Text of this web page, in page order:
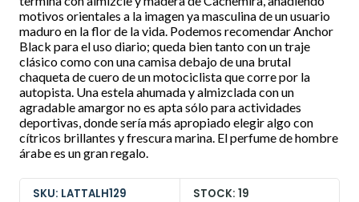
motivos orientales a la imagen ya masculina de un usuario
maduro en la flor de la vida. Podemos recomendar Anchor
Black para el uso diario; queda bien tanto con un traje
clásico como con una camisa debajo de una brutal
chaqueta de cuero de un motociclista que corre por la
autopista. Una estela ahumada y almizclada con un
agradable amargor no es apta sólo para actividades
deportivas, donde sería más apropiado elegir algo con
cítricos brillantes y frescura marina. El perfume de hombre
árabe es un gran regalo.
SKU: LATTALH129 STOCK: 19